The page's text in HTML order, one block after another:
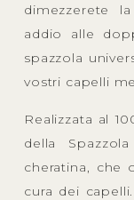
dimezzerete
addio alle
spazzola
vostri capelli
Realizzata al
della
cheratina, che
cura dei